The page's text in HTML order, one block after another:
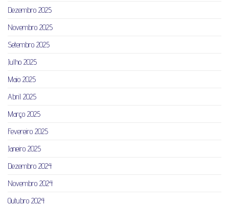
Dezembro 2025
Novembro 2025
Setembro 2025
Julho 2025
Maio 2025
Abril 2025
Março 2025
Fevereiro 2025
Janeiro 2025
Dezembro 2024
Novembro 2024
Outubro 2024